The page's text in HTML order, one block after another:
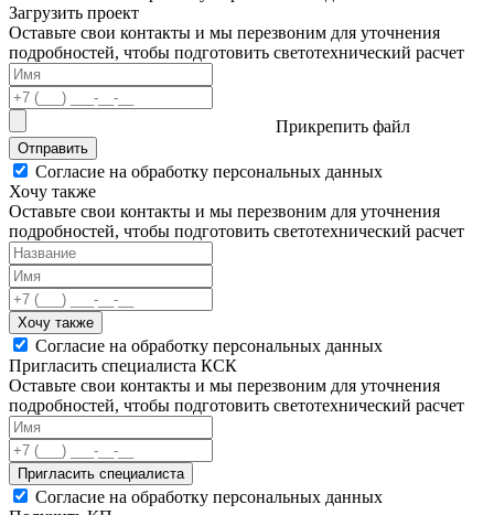
Загрузить проект
Оставьте свои контакты и мы перезвоним для уточнения
подробностей, чтобы подготовить светотехнический расчет
Прикрепить файл
Отправить
Согласие на обработку персональных данных
Хочу также
Оставьте свои контакты и мы перезвоним для уточнения
подробностей, чтобы подготовить светотехнический расчет
Хочу также
Согласие на обработку персональных данных
Пригласить специалиста КСК
Оставьте свои контакты и мы перезвоним для уточнения
подробностей, чтобы подготовить светотехнический расчет
Пригласить специалиста
Согласие на обработку персональных данных